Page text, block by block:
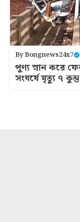
ByBongnews24x7
পুণ্য স্নান করে
সংঘর্ষে মৃত্যু ৭